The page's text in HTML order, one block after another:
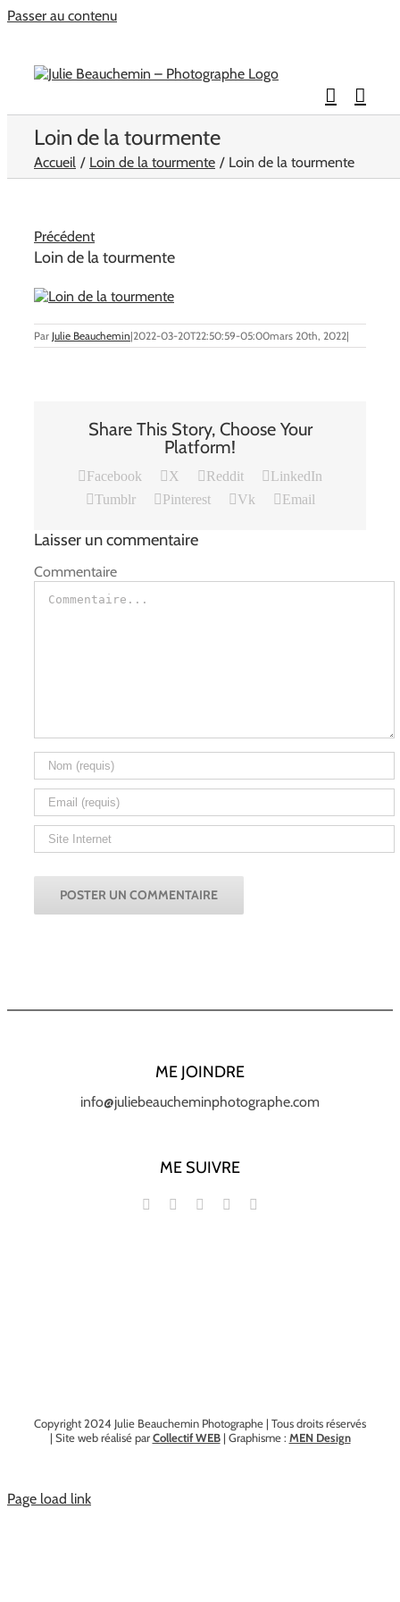
Passer au contenu
Loin de la tourmente
Accueil Loin de la tourmente Loin de la tourmente
Précédent
Loin de la tourmente
Par Julie Beauchemin|2022-03-20T22:50:59-05:00mars 20th, 2022|
Share This Story, Choose Your
Platform!
Facebook X Reddit
LinkedIn
Tumblr
Pinterest Vk Email
Laisser un commentaire
Commentaire
ME JOINDRE
info@juliebeaucheminphotographe.com
ME SUIVRE
Copyright 2024 Julie Beauchemin Photographe | Tous droits réservés
| Site web réalisé parCollectif WEB| Graphisme : MEN Design
Page load link